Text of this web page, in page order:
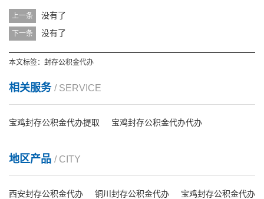
上一条 没有了
下一条 没有了
本文标签： 封存公积金代办
相关服务 / SERVICE
宝鸡封存公积金代办提取 宝鸡封存公积金代办代办
地区产品 / CITY
西安封存公积金代办 铜川封存公积金代办 宝鸡封存公积金代办